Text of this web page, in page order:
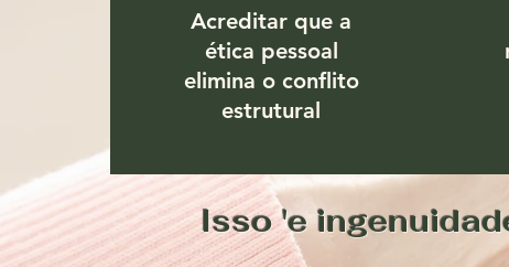
Acreditar que a
ética pessoal
elimina o conflito
estrutural
Isso 'e